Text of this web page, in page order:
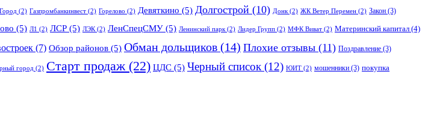
(2) Газпромбанкинвест (2) Горелово (2) Девяткино (5) Долгострой (10) Донк(2) ЖК Ветер Перемен (2) Закон (3)
(5) Л1 (2) ЛСР (5) ЛЭК(2) ЛенСпецСМУ (5) Ленинский парк(2) Лидер Групп (2) МФК Виват (2) Материнский капитал (4)
(7) Обзор районов (5) Обман дольщиков (14) Плохие отзывы (11) Поздравление (3)
город (2) Старт продаж(22) ЦДС (5) Черный список(12) ЮИТ (2) мошенники (3) покупка